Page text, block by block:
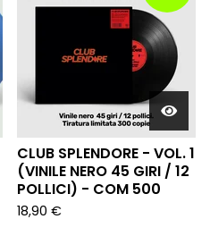
CLUB SPLENDORE - VOL. 1
(VINILE NERO 45 GIRI / 12
POLLICI) - COM 500
18,90 €